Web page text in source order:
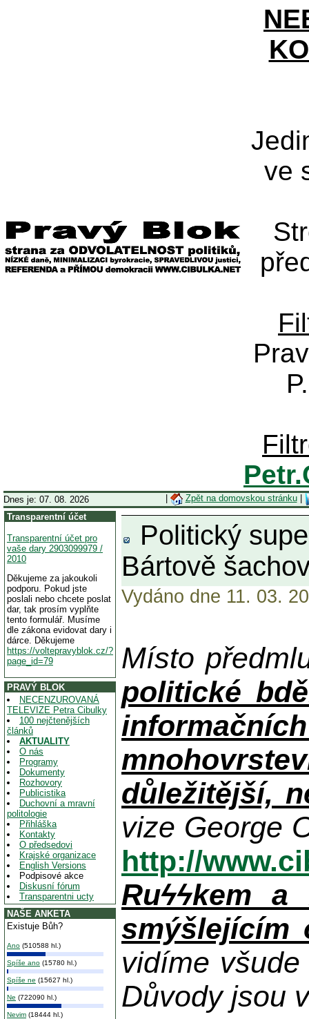
ve
Dnes je: 07. 08. 2026 Zpět na domovskou stránku|
Transparentní účet
Transparentní účet pro
vaše dary 2903099979 /
2010
Děkujeme za jakoukoli
podporu. Pokud jste
poslali nebo chcete poslat
dar, tak prosím vyplňte
tento formulář. Musíme
dle zákona evidovat dary i
dárce. Děkujeme
https://voltepravyblok.cz/?
page_id=79
PRAVÝ BLOK
NECENZUROVANÁ
TELEVIZE Petra Cibulky
100 nejčtenějších
článků
AKTUALITY
O nás
Programy
Dokumenty
Rozhovory
Publicistika
Duchovní a mravní
politologie
Přihláška
Kontakty
O předsedovi
Krajské organizace
English Versions
Podpisové akce
Diskusní fórum
Transparentni ucty
NAŠE ANKETA
Existuje Bůh?
Ano (510588 hl.)
Spíše ano (15780 hl.)
Spíše ne (15627 hl.)
Ne (722090 hl.)
Nevim (18444 hl.)
Politický
Bártově
Vydáno dne 11. 03.
Místo
politické
důležitější,
vize George
http://
Ruϟϟkem
smýšlejícím
vidíme
Důvody jsou